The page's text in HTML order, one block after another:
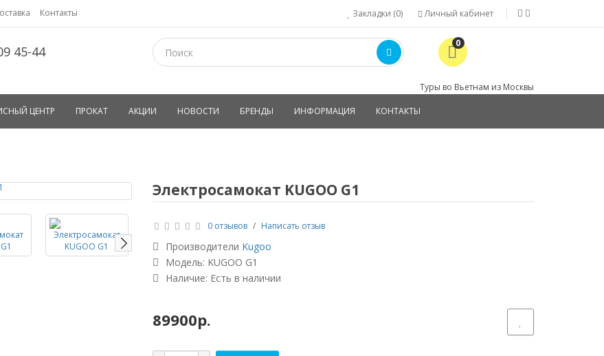
Контакты Личный кабинет
Закладки (0)
45-44 0
Туры во Вьетнам из Москвы
ЦЕНТР ПРОКАТ АКЦИИ НОВОСТИ БРЕНДЫ ИНФОРМАЦИЯ КОНТАКТЫ
Электросамокат KUGOO G1
0 отзывов / Написать отзыв
Производители Kugoo
Модель: KUGOO G1
Наличие: Есть в наличии
89900р.